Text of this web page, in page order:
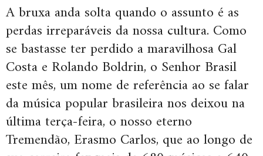
A bruxa anda solta quando o assunto é as
perdas irreparáveis da nossa cultura. Como
se bastasse ter perdido a maravilhosa Gal
Costa e Rolando Boldrin, o Senhor Brasil
este mês, um nome de referência ao se falar
da música popular brasileira nos deixou na
última terça-feira, o nosso eterno
Tremendão, Erasmo Carlos, que ao longo de